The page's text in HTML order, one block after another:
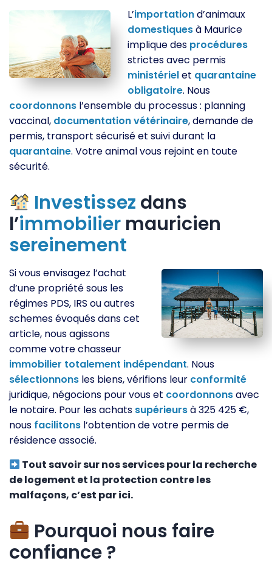
L’importationd’animaux
domestiquesà Maurice
implique des procédures
strictes avec permis
ministérielet quarantaine
obligatoire. Nous
coordonnons l’ensemble du processus : planning
vaccinal, documentationvétérinaire, demande de
permis, transport sécurisé et suivi durant la
quarantaine. Votre animal vous rejoint en toute
sécurité.
Investissez dans
l’immobilier mauricien
sereinement
Si vous envisagez l’achat
d’une propriété sous les
régimes PDS, IRS ou autres
schemes évoqués dans cet
article, nous agissons
comme votre chasseur
immobilier totalement indépendant. Nous
sélectionnons les biens, vérifions leur conformité
juridique, négocions pour vous et coordonnonsavec
le notaire. Pour les achats supérieursà 325 425 €,
nous facilitons l’obtention de votre permis de
résidence associé.
Tout savoir sur nos services pour la recherche
de logement et la protection contre les
malfaçons, c’est par ici.
Pourquoi nous faire
confiance ?